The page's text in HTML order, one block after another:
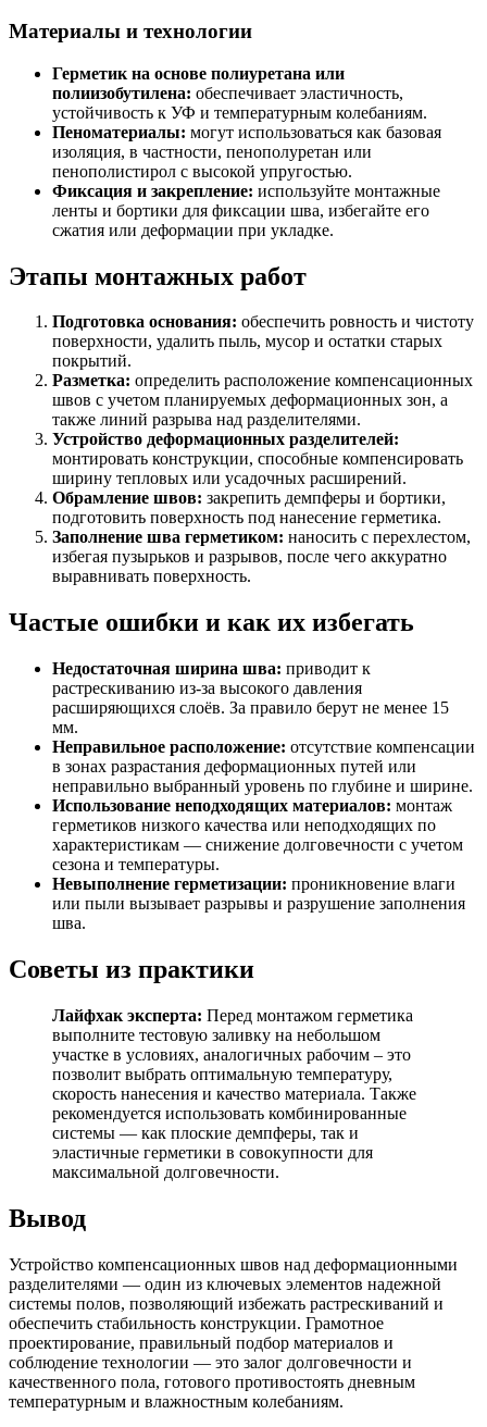
Материалы и технологии
Герметик на основе полиуретана или
полиизобутилена: обеспечивает эластичность,
устойчивость к УФ и температурным колебаниям.
Пеноматериалы: могут использоваться как базовая
изоляция, в частности, пенополуретан или
пенополистирол с высокой упругостью.
Фиксация и закрепление: используйте монтажные
ленты и бортики для фиксации шва, избегайте его
сжатия или деформации при укладке.
Этапы монтажных работ
Подготовка основания: обеспечить ровность и чистоту
поверхности, удалить пыль, мусор и остатки старых
покрытий.
Разметка: определить расположение компенсационных
швов с учетом планируемых деформационных зон, а
также линий разрыва над разделителями.
Устройство деформационных разделителей:
монтировать конструкции, способные компенсировать
ширину тепловых или усадочных расширений.
Обрамление швов: закрепить демпферы и бортики,
подготовить поверхность под нанесение герметика.
Заполнение шва герметиком: наносить с перехлестом,
избегая пузырьков и разрывов, после чего аккуратно
выравнивать поверхность.
Частые ошибки и как их избегать
Недостаточная ширина шва: приводит к
растрескиванию из-за высокого давления
расширяющихся слоёв. За правило берут не менее 15
мм.
Неправильное расположение: отсутствие компенсации
в зонах разрастания деформационных путей или
неправильно выбранный уровень по глубине и ширине.
Использование неподходящих материалов: монтаж
герметиков низкого качества или неподходящих по
характеристикам — снижение долговечности с учетом
сезона и температуры.
Невыполнение герметизации: проникновение влаги
или пыли вызывает разрывы и разрушение заполнения
шва.
Советы из практики
Лайфхак эксперта: Перед монтажом герметика
выполните тестовую заливку на небольшом
участке в условиях, аналогичных рабочим – это
позволит выбрать оптимальную температуру,
скорость нанесения и качество материала. Также
рекомендуется использовать комбинированные
системы — как плоские демпферы, так и
эластичные герметики в совокупности для
максимальной долговечности.
Вывод
Устройство компенсационных швов над деформационными
разделителями — один из ключевых элементов надежной
системы полов, позволяющий избежать растрескиваний и
обеспечить стабильность конструкции. Грамотное
проектирование, правильный подбор материалов и
соблюдение технологии — это залог долговечности и
качественного пола, готового противостоять дневным
температурным и влажностным колебаниям.